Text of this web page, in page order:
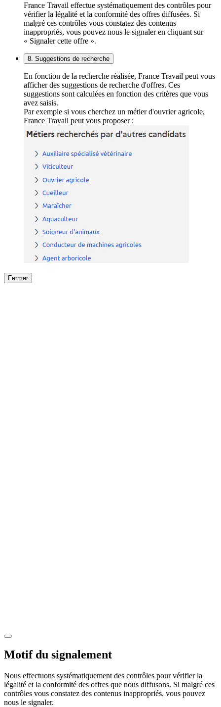
France Travail effectue systématiquement des contrôles pour
vérifier la légalité et la conformité des offres diffusées. Si
malgré ces contrôles vous constatez des contenus
inappropriés, vous pouvez nous le signaler en cliquant sur
« Signaler cette offre ».
8. Suggestions de recherche
En fonction de la recherche réalisée, France Travail peut vous
afficher des suggestions de recherche d'offres. Ces
suggestions sont calculées en fonction des critères que vous
avez saisis.
Par exemple si vous cherchez un métier d'ouvrier agricole,
France Travail peut vous proposer :
Fermer
Motif du signalement
Nous effectuons systématiquement des contrôles pour vérifier la
légalité et la conformité des offres que nous diffusons. Si malgré ces
contrôles vous constatez des contenus inappropriés, vous pouvez
nous le signaler.